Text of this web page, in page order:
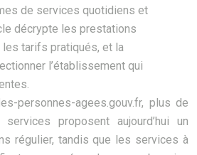
de services quotidiens et
décrypte les prestations
tarifs pratiqués, et la
l’établissement qui
personnes-agees.gouv.fr, plus de
proposent aujourd’hui un
régulier, tandis que les services à